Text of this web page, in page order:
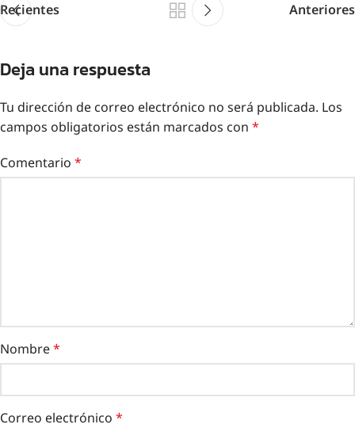
Recientes Anteriores
Deja una respuesta
Tu dirección de correo electrónico no será publicada. Los
campos obligatorios están marcados con *
Comentario *
Nombre*
Correo electrónico *